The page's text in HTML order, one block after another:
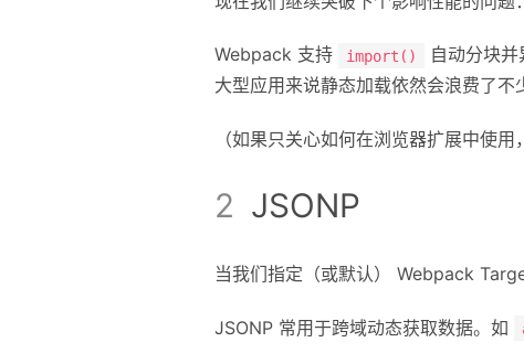
Webpack 支持 import()
自动分块
大型应用来说静态加载依然会浪费了
（如果只关心如何在浏览器扩展中使
JSONP
当我们指定（或默认） Webpack
JSONP 常用于跨域动态获取数据。如